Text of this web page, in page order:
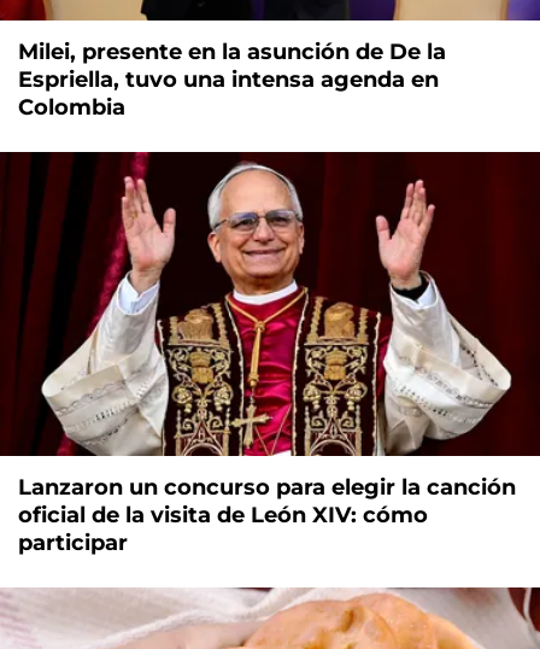
Milei, presente en la asunción de De la
Espriella, tuvo una intensa agenda en
Colombia
Lanzaron un concurso para elegir la canción
oficial de la visita de León XIV: cómo
participar